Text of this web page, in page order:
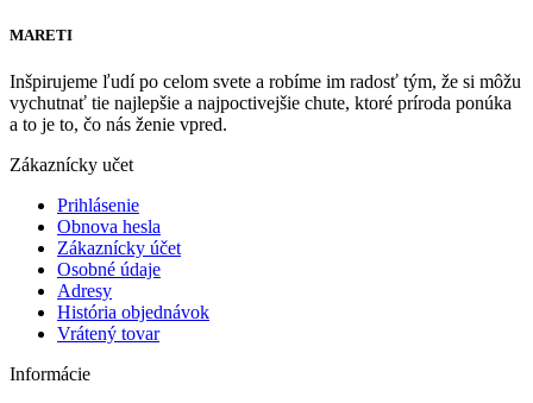
MARETI
Inšpirujeme ľudí po celom svete a robíme im radosť tým, že si môžu
vychutnať tie najlepšie a najpoctivejšie chute, ktoré príroda ponúka
a to je to, čo nás ženie vpred.
Zákaznícky učet
Prihlásenie
Obnova hesla
Zákaznícky účet
Osobné údaje
Adresy
História objednávok
Vrátený tovar
Informácie